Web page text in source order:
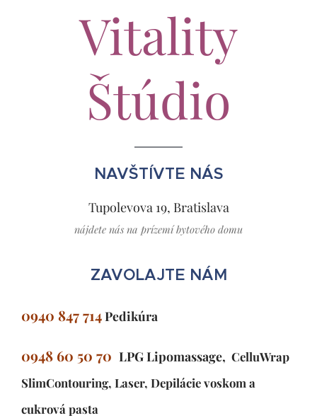
Vitality
Štúdio
NAVŠTÍVTE NÁS
Tupolevova 19, Bratislava
nájdete nás na prízemí bytového domu
ZAVOLAJTE NÁM
0940 847 714Pedikúra
0948 60 50 70 LPG Lipomassage, CelluWrap
SlimContouring, Laser, Depilácie voskom a
cukrová pasta